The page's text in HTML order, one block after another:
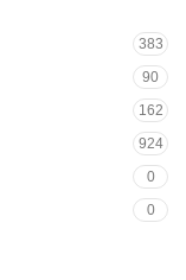
383
90
162
924
0
0